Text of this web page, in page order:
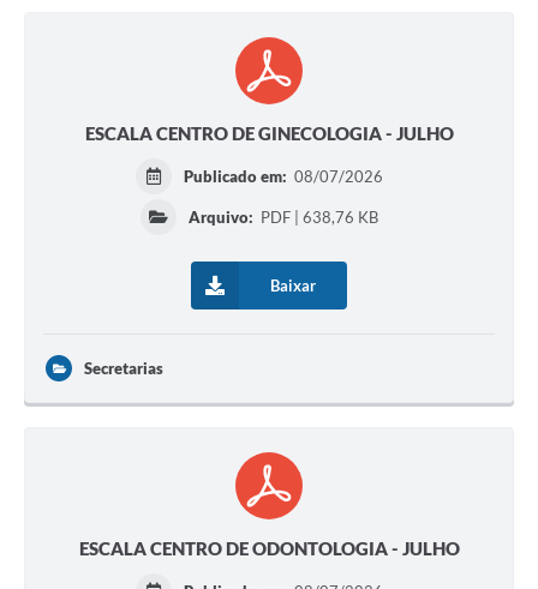
ESCALA CENTRO DE GINECOLOGIA - JULHO
Publicado em: 08/07/2026
Arquivo: PDF | 638,76 KB
Baixar
Secretarias
ESCALA CENTRO DE ODONTOLOGIA - JULHO